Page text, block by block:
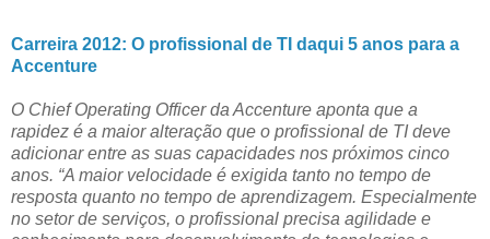
Carreira 2012: O profissional de TI daqui 5 anos para a
Accenture
O Chief Operating Officer da Accenture aponta que a
rapidez é a maior alteração que o profissional de TI deve
adicionar entre as suas capacidades nos próximos cinco
anos. “A maior velocidade é exigida tanto no tempo de
resposta quanto no tempo de aprendizagem. Especialmente
no setor de serviços, o profissional precisa agilidade e